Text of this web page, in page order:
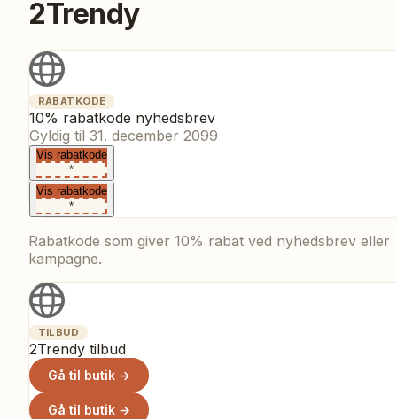
2Trendy
RABATKODE
10% rabatkode nyhedsbrev
Gyldig til 31. december 2099
Vis rabatkode
*
Vis rabatkode
*
Rabatkode som giver 10% rabat ved nyhedsbrev eller
kampagne.
TILBUD
2Trendy tilbud
Gå til butik →
Gå til butik →